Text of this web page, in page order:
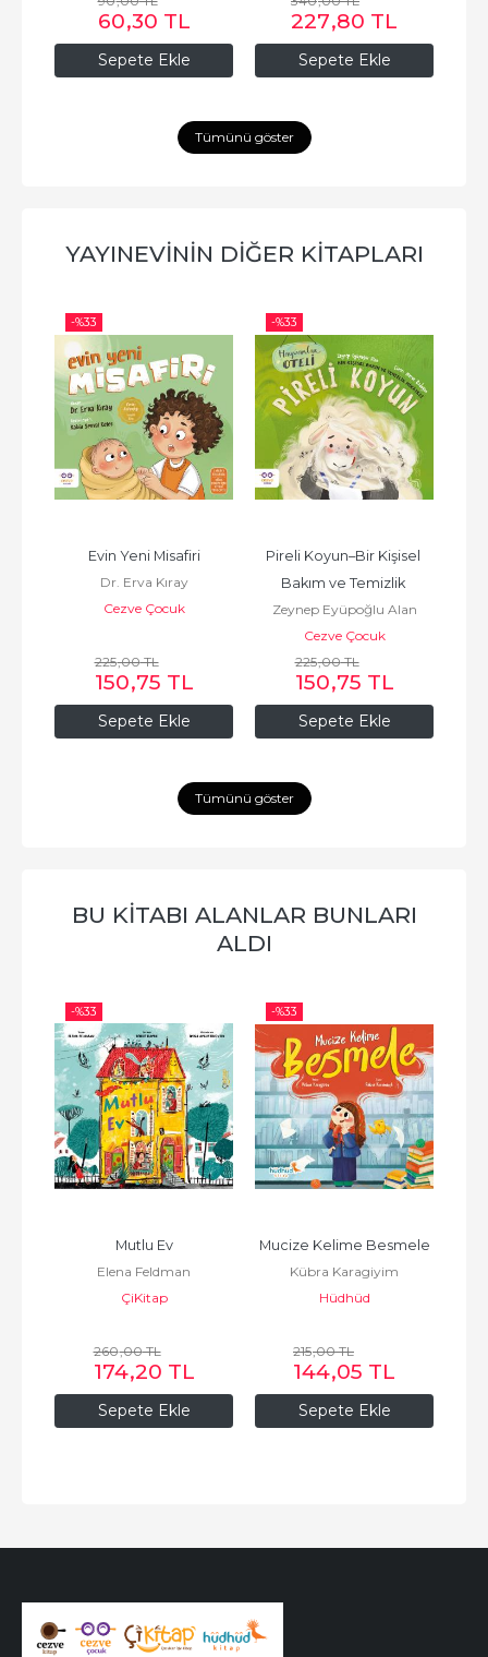
Sepete Ekle
60,30 TL
Sepete Ekle
227,80 TL
Tümünü göster
YAYINEVININ DIĞER KITAPLARI
-%33
Sepete Ekle
Evin Yeni Misafiri
Dr. Erva Kıray
Cezve Çocuk
225,00TL
150,75 TL
-%33
Sepete Ekle
Pireli Koyun–Bir Kişisel
Bakım ve Temizlik
Hikâyesi
Zeynep Eyüpoğlu Alan
Cezve Çocuk
225,00TL
150,75 TL
Tümünü göster
BU KITABI ALANLAR BUNLARI
ALDI
-%33
Sepete Ekle
Mutlu Ev
Elena Feldman
ÇiKitap
260,00TL
174,20 TL
-%33
Sepete Ekle
Mucize Kelime Besmele
Kübra Karagiyim
Hüdhüd
215,00TL
144,05 TL